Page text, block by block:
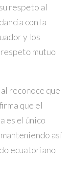
respeto al
con la
y los
mutuo
reconoce que
que el
es el único
así
ecuatoriano